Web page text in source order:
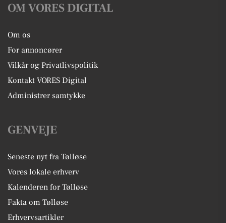
OM VORES DIGITAL
Om os
For annoncører
Vilkår og Privatlivspolitik
Kontakt VORES Digital
Administrer samtykke
GENVEJE
Seneste nyt fra Tølløse
Vores lokale erhverv
Kalenderen for Tølløse
Fakta om Tølløse
Erhvervsartikler